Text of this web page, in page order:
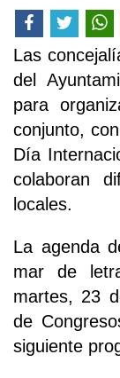
Las
del
para
conjunto,
Día
colaboran
locales.
La agenda
mar de
martes, 23
de
siguiente